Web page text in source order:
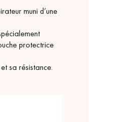
muni d’une
protectrice
sa résistance.